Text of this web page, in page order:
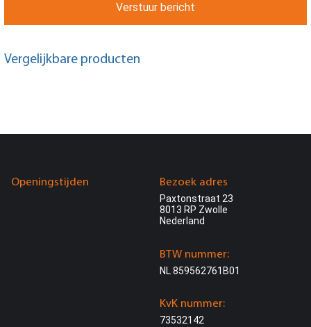
Verstuur bericht
Vergelijkbare producten
Openingstijden Bezoek adres
Paxtonstraat 23
8013 RP Zwolle
Nederland
BTW nummer:
NL 859562761B01
KvK nummer:
73532142